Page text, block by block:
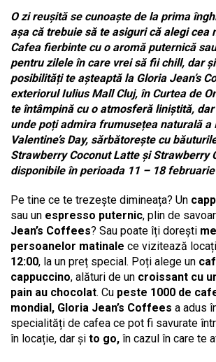
O zi reușită se cunoaște de la prima
așa că trebuie să te asiguri că alegi cea
Cafea fierbinte cu o aromă puternică
pentru zilele în care vrei să fii chill, dar
posibilități te așteaptă la Gloria Jean’s
exteriorul Iulius Mall Cluj, în Curtea de
te întâmpină cu o atmosferă liniștită,
unde poți admira frumusețea naturală a
Valentine’s Day, sărbătorește cu
Strawberry Coconut Latte și Strawberry
disponibile în perioada 11 – 18
Pe tine ce te trezește dimineața? Un
sau un espresso puternic, plin de
Jean’s Coffees? Sau poate îți dorești
persoanelor matinale ce vizitează
12:00, la un preț special. Poți alege un
cappuccino, alături de un croissant cu
pain au chocolat. Cu peste 1000 de
mondial, Gloria Jean’s Coffees a adus
specialități de cafea ce pot fi savurate
în locație, dar și to go, în cazul în care te